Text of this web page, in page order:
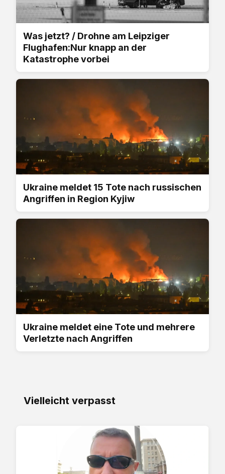
Was jetzt? / Drohne am Leipziger
Flughafen:Nur knapp an der
Katastrophe vorbei
Ukraine meldet 15 Tote nach russischen
Angriffen in Region Kyjiw
Ukraine meldet eine Tote und mehrere
Verletzte nach Angriffen
Vielleicht verpasst